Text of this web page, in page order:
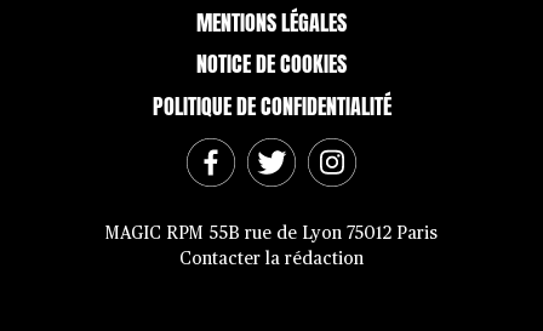
MENTIONS LÉGALES
NOTICE DE COOKIES
POLITIQUE DE CONFIDENTIALITÉ
MAGIC RPM 55B rue de Lyon 75012 Paris
Contacter la rédaction